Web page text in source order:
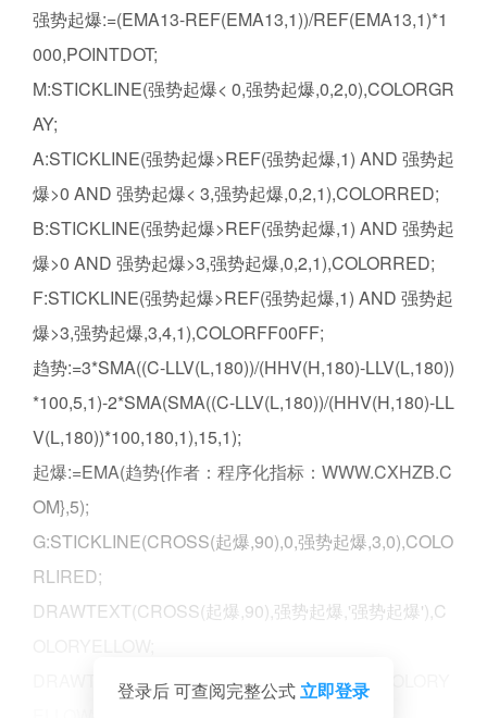
强势起爆:=(EMA13-REF(EMA13,1))/REF(EMA13,1)*1
000,POINTDOT;
M:STICKLINE(强势起爆< 0,强势起爆,0,2,0),COLORGR
AY;
A:STICKLINE(强势起爆>REF(强势起爆,1) AND 强势起
爆>0 AND 强势起爆< 3,强势起爆,0,2,1),COLORRED;
B:STICKLINE(强势起爆>REF(强势起爆,1) AND 强势起
爆>0 AND 强势起爆>3,强势起爆,0,2,1),COLORRED;
F:STICKLINE(强势起爆>REF(强势起爆,1) AND 强势起
爆>3,强势起爆,3,4,1),COLORFF00FF;
趋势:=3*SMA((C-LLV(L,180))/(HHV(H,180)-LLV(L,180))
*100,5,1)-2*SMA(SMA((C-LLV(L,180))/(HHV(H,180)-LL
V(L,180))*100,180,1),15,1);
起爆:=EMA(趋势{作者：程序化指标：WWW.CXHZB.C
OM},5);
G:STICKLINE(CROSS(起爆,90),0,强势起爆,3,0),COLO
RLIRED;
DRAWTEXT(CROSS(起爆,90),强势起爆,'强势起爆'),C
DRAWTEXT((A OR B ) AND F,强势起爆,'控'),COLORY
登录后 可查阅完整公式 立即登录